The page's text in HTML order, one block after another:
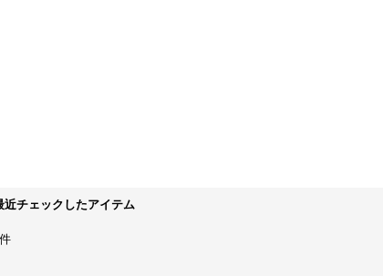
近チェックしたアイテム